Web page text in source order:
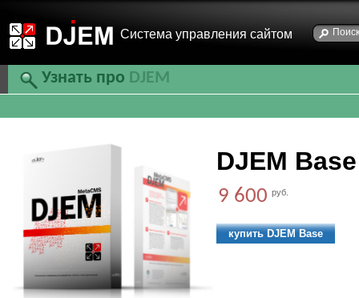
Cистема управления сайтом
Узнать про DJEM
DJEM Base
9 600 руб.
купить DJEM Base